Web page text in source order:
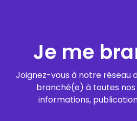
Je me
Joignez-vous à notre réseau
branché(e) à toutes
informations,